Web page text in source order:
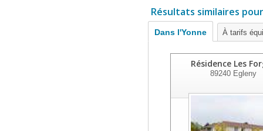
Résultats similaires
Dans l'Yonne À tarifs
Résidence Les
89240 Egleny